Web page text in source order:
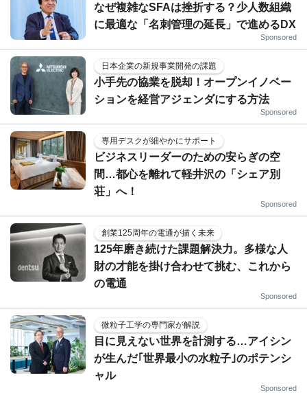
なぜ複雑なSFAは挫折する？少人数組織
に最適な「名刺管理の延長」で進めるDX
Sponsored
日本企業の新規事業開発の課題
小手先の協業を脱却！オープンイノベー
ションを経営アジェンダにする方法
Sponsored
専用デスクが細やかにサポート
ビジネスリーダーのための安らぎの空
間…都心を離れて軽井沢の「シェア別
荘」へ！
Sponsored
創業125周年の電通が描く未来
125年磨き続けた課題解決力。多様な人
財の才能を掛け合わせて挑む、これから
の電通
Sponsored
微粒子工学の専門家が解説
目に見えない世界を計測する…アイシン
が生んだ｢世界最小の水粒子｣のポテンシ
ャル
Sponsored